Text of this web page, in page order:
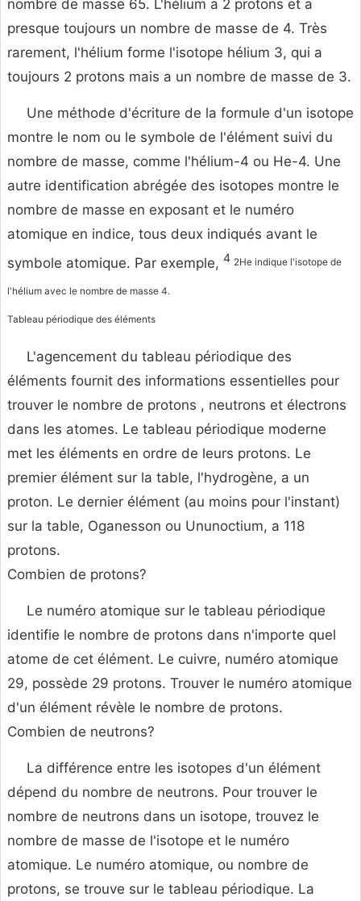
nombre de masse 65. L'hélium a 2 protons et a
presque toujours un nombre de masse de 4. Très
rarement, l'hélium forme l'isotope hélium 3, qui a
toujours 2 protons mais a un nombre de masse de 3.
Une méthode d'écriture de la formule d'un isotope
montre le nom ou le symbole de l'élément suivi du
nombre de masse, comme l'hélium-4 ou He-4. Une
autre identification abrégée des isotopes montre le
nombre de masse en exposant et le numéro
atomique en indice, tous deux indiqués avant le
symbole atomique. Par exemple, 4 2He indique l'isotope de
l'hélium avec le nombre de masse 4.
Tableau périodique des éléments
L'agencement du tableau périodique des
éléments fournit des informations essentielles pour
trouver le nombre de protons , neutrons et électrons
dans les atomes. Le tableau périodique moderne
met les éléments en ordre de leurs protons. Le
premier élément sur la table, l'hydrogène, a un
proton. Le dernier élément (au moins pour l'instant)
sur la table, Oganesson ou Ununoctium, a 118
protons.
Combien de protons?
Le numéro atomique sur le tableau périodique
identifie le nombre de protons dans n'importe quel
atome de cet élément. Le cuivre, numéro atomique
29, possède 29 protons. Trouver le numéro atomique
d'un élément révèle le nombre de protons.
Combien de neutrons?
La différence entre les isotopes d'un élément
dépend du nombre de neutrons. Pour trouver le
nombre de neutrons dans un isotope, trouvez le
nombre de masse de l'isotope et le numéro
atomique. Le numéro atomique, ou nombre de
protons, se trouve sur le tableau périodique. La